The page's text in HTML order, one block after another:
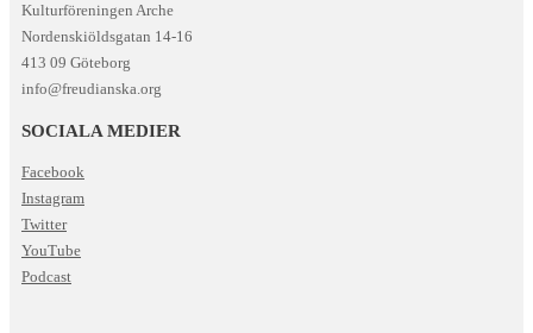
Kulturföreningen Arche
Nordenskiöldsgatan 14-16
413 09 Göteborg
info@freudianska.org
SOCIALA MEDIER
Facebook
Instagram
Twitter
YouTube
Podcast